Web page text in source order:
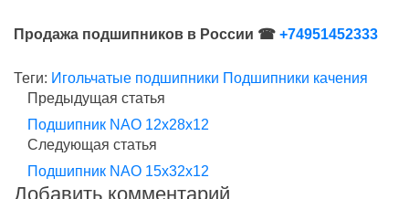
Продажа подшипников в России ☎ +74951452333
Теги: Игольчатые подшипники Подшипники качения
Предыдущая статья
Подшипник NAO 12x28x12
Следующая статья
Подшипник NAO 15x32x12
Добавить комментарий